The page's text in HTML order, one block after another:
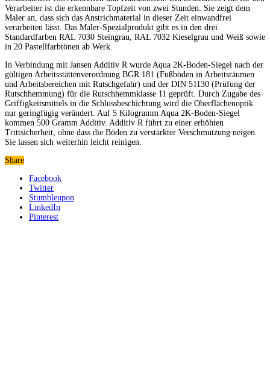
Verarbeiter ist die erkennbare Topfzeit von zwei Stunden. Sie zeigt dem
Maler an, dass sich das Anstrichmaterial in dieser Zeit einwandfrei
verarbeiten lässt. Das Maler-Spezialprodukt gibt es in den drei
Standardfarben RAL 7030 Steingrau, RAL 7032 Kieselgrau und Weiß sowie
in 20 Pastellfarbtönen ab Werk.
In Verbindung mit Jansen Additiv R wurde Aqua 2K-Boden-Siegel nach der
gültigen Arbeitsstättenverordnung BGR 181 (Fußböden in Arbeitsräumen
und Arbeitsbereichen mit Rutschgefahr) und der DIN 51130 (Prüfung der
Rutschhemmung) für die Rutschhemmklasse 11 geprüft. Durch Zugabe des
Griffigkeitsmittels in die Schlussbeschichtung wird die Oberflächenoptik
nur geringfügig verändert. Auf 5 Kilogramm Aqua 2K-Boden-Siegel
kommen 500 Gramm Additiv. Additiv R führt zu einer erhöhten
Trittsicherheit, ohne dass die Böden zu verstärkter Verschmutzung neigen.
Sie lassen sich weiterhin leicht reinigen.
Share
Facebook
Twitter
Stumbleupon
LinkedIn
Pinterest